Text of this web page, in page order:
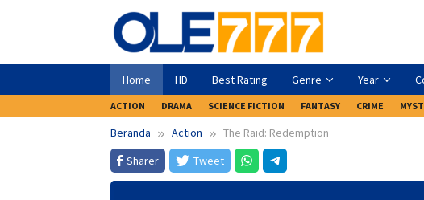
Home HD Best Rating Genre Year
ACTION DRAMA SCIENCE FICTION FANTASY CRIME
Beranda Action
The Raid: Redemption
Sharer
Tweet